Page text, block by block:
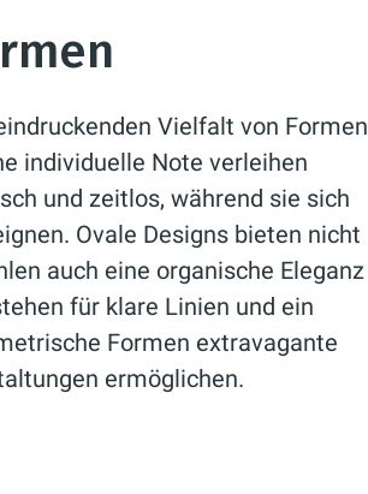
Vielfalt von Formen
individuelle Note verleihen
und zeitlos, während sie sich
Ovale Designs bieten nicht
auch eine organische Eleganz
für klare Linien und ein
Formen extravagante
ermöglichen.